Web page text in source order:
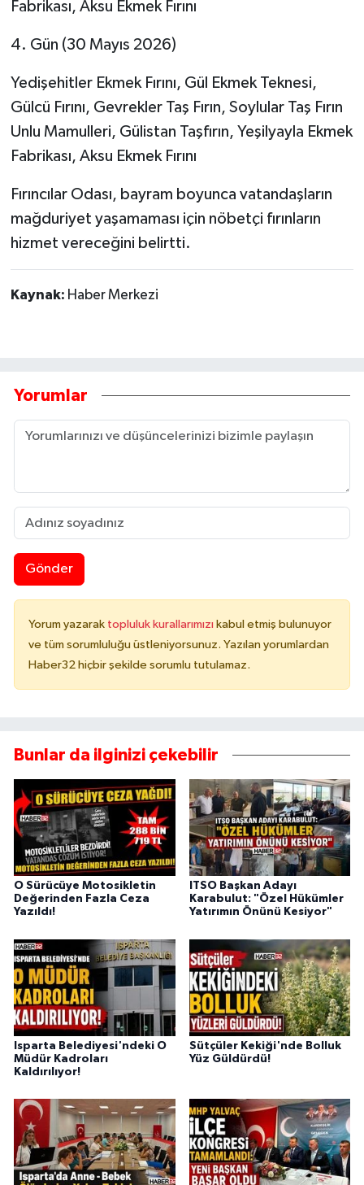
Fabrikası, Aksu Ekmek Fırını
4. Gün (30 Mayıs 2026)
Yedişehitler Ekmek Fırını, Gül Ekmek Teknesi,
Gülcü Fırını, Gevrekler Taş Fırın, Soylular Taş Fırın
Unlu Mamulleri, Gülistan Taşfırın, Yeşilyayla Ekmek
Fabrikası, Aksu Ekmek Fırını
Fırıncılar Odası, bayram boyunca vatandaşların
mağduriyet yaşamaması için nöbetçi fırınların
hizmet vereceğini belirtti.
Kaynak: Haber Merkezi
Yorumlar
Gönder
Yorum yazarak topluluk kurallarımızı kabul etmiş bulunuyor
ve tüm sorumluluğu üstleniyorsunuz. Yazılan yorumlardan
Haber32 hiçbir şekilde sorumlu tutulamaz.
Bunlar da ilginizi çekebilir
O Sürücüye Motosikletin
Değerinden Fazla Ceza
Yazıldı!
ITSO Başkan Adayı
Karabulut: "Özel Hükümler
Yatırımın Önünü Kesiyor"
Isparta Belediyesi'ndeki O
Müdür Kadroları
Kaldırılıyor!
Sütçüler Kekiği'nde Bolluk
Yüz Güldürdü!